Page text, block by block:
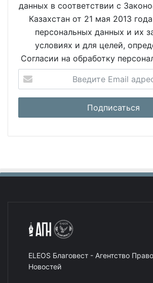
данных в соответствии с
Казахстан от 21 мая 2013
персональных данных и их
условиях и для целей,
Согласии на обработку
ELEOS Благовест - Агентство
Новостей